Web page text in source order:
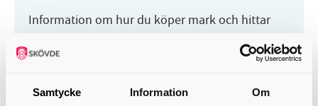
Samtycke Information Om
Information om hur du köper mark och hittar